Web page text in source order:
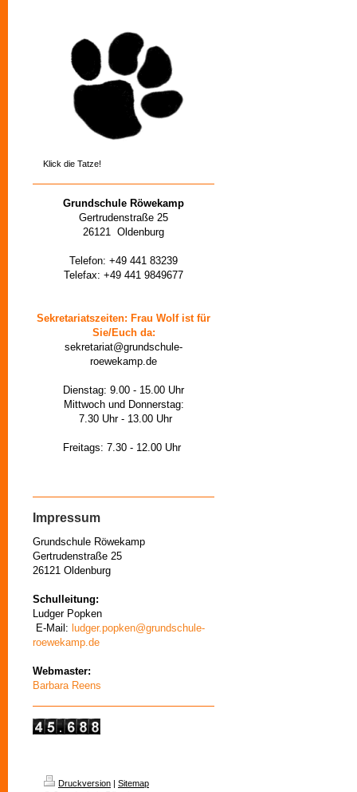
Klick die Tatze!
Grundschule Röwekamp
Gertrudenstraße 25
26121 Oldenburg
Telefon: +49 441 83239
Telefax: +49 441 9849677
Sekretariatszeiten: Frau Wolf ist für
Sie/Euch da:
sekretariat@grundschule-
roewekamp.de
Dienstag: 9.00 - 15.00 Uhr
Mittwoch und Donnerstag:
7.30 Uhr - 13.00 Uhr
Freitags: 7.30 - 12.00 Uhr
Impressum
Grundschule Röwekamp
Gertrudenstraße 25
26121 Oldenburg
Schulleitung:
Ludger Popken
E-Mail: ludger.popken@grundschule-
roewekamp.de
Webmaster:
Barbara Reens
Druckversion | Sitemap